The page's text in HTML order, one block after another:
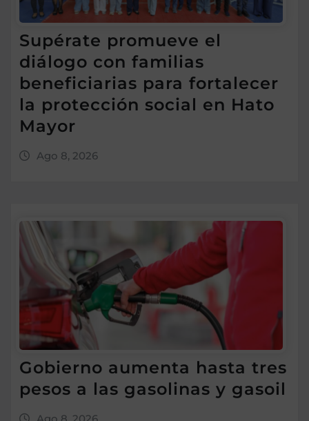
Supérate promueve el
diálogo con familias
beneficiarias para fortalecer
la protección social en Hato
Mayor
Ago 8, 2026
Gobierno aumenta hasta tres
pesos a las gasolinas y gasoil
Ago 8, 2026